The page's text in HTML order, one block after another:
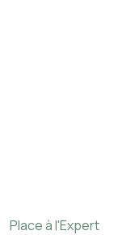
Place à l'Expert